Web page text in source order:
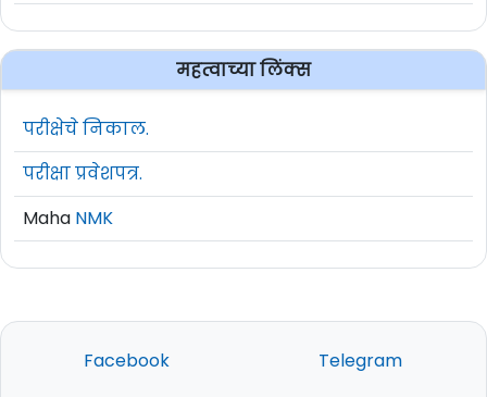
महत्वाच्या लिंक्स
परीक्षेचे निकाल.
परीक्षा प्रवेशपत्र.
Maha NMK
Facebook Telegram